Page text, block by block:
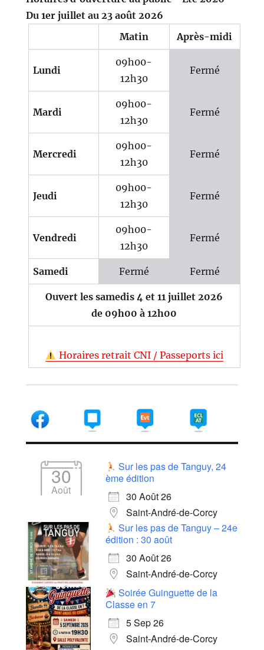
Du 1er juillet au 23 août 2026
Matin
Après-midi
Lundi
09h00-
12h30
Fermé
Mardi
09h00-
12h30
Fermé
Mercredi
09h00-
12h30
Fermé
Jeudi
09h00-
12h30
Fermé
Vendredi
09h00-
12h30
Fermé
Samedi Fermé Fermé
Ouvert les samedis 4 et 11 juillet 2026
de 09h00 à 12h00
Horaires retrait CNI / Passeports ici
30
Août
Sur les pas de Tanguy, 24
ème édition
30 Août 26
Saint-André-de-Corcy
Sur les pas de Tanguy – 24e
édition : 30 août
30 Août 26
Saint-André-de-Corcy
Soirée Guinguette de la
Classe en 7
5 Sep 26
Saint-André-de-Corcy